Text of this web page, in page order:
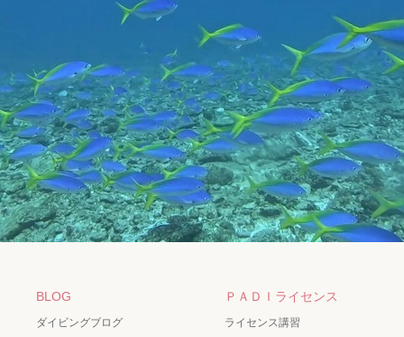
BLOG
ダイビングブログ
ＰＡＤＩライセンス
ライセンス講習